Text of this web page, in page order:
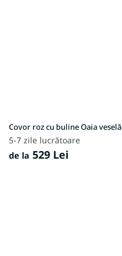
Covor roz cu buline Oaia veselă
5-7 zile lucrătoare
de la 529 Lei